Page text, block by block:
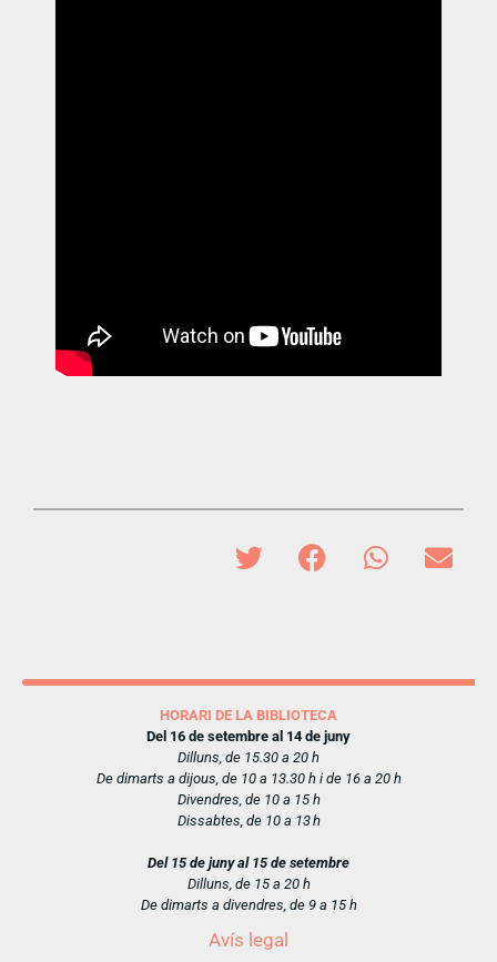
HORARI DE LA BIBLIOTECA
Del 16 de setembre al 14 de juny
Dilluns, de 15.30 a 20 h
De dimarts a dijous, de 10 a 13.30 h i de 16 a 20 h
Divendres, de 10 a 15 h
Dissabtes, de 10 a 13 h
Del 15 de juny al 15 de setembre
Dilluns, de 15 a 20 h
De dimarts a divendres, de 9 a 15 h
Avís legal